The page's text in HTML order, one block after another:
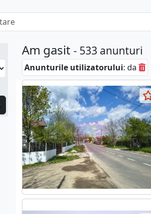
Am gasit - 533 anunturi
Anunturile utilizatorului: da